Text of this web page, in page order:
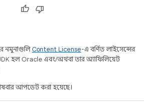
নমুনাগুলিContent License-এ বর্ণিত লাইসেন্সের
হল Oracle এবং/অথবা তার অ্যাফিলিয়েট
আপডেট করা হয়েছে।